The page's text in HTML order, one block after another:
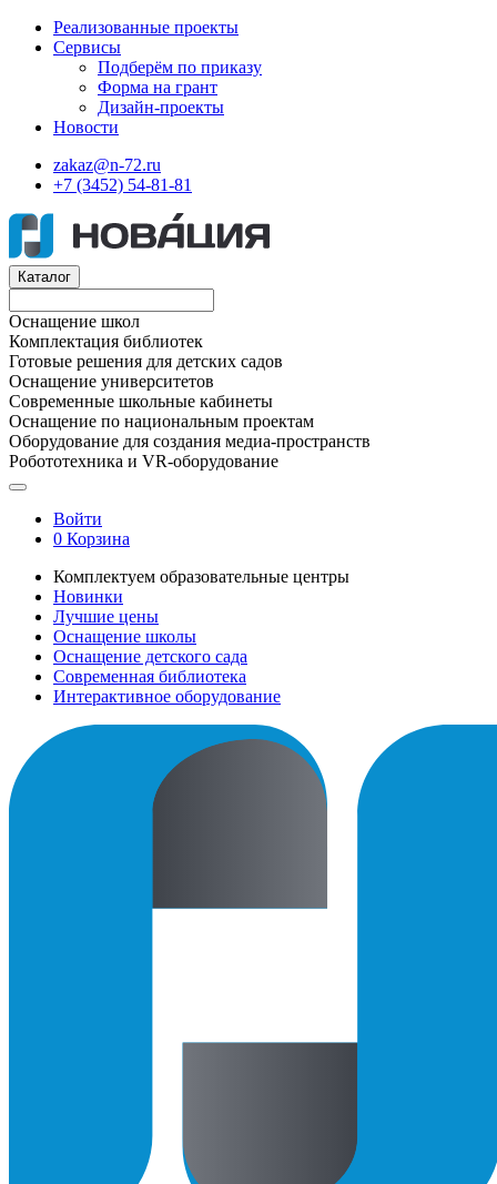
Реализованные проекты
Сервисы
Подберём по приказу
Форма на грант
Дизайн-проекты
Новости
zakaz@n-72.ru
+7 (3452) 54-81-81
Каталог
Оснащение школ
Комплектация библиотек
Готовые решения для детских садов
Оснащение университетов
Современные школьные кабинеты
Оснащение по национальным проектам
Оборудование для создания медиа-пространств
Робототехника и VR-оборудование
Войти
0 Корзина
Комплектуем образовательные центры
Новинки
Лучшие цены
Оснащение школы
Оснащение детского сада
Современная библиотека
Интерактивное оборудование